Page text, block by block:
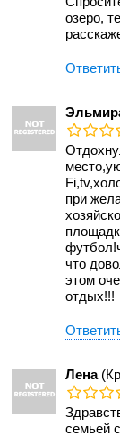
озеро,
при
что
этом
отдых!!!
Лена
семьей